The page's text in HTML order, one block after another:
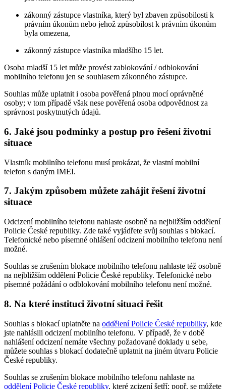
zákonný zástupce vlastníka, který byl zbaven způsobilosti k
právním úkonům nebo jehož způsobilost k právním úkonům
byla omezena,
zákonný zástupce vlastníka mladšího 15 let.
Osoba mladší 15 let může provést zablokování / odblokování
mobilního telefonu jen se souhlasem zákonného zástupce.
Souhlas může uplatnit i osoba pověřená plnou mocí oprávněné
osoby; v tom případě však nese pověřená osoba odpovědnost za
správnost poskytnutých údajů.
6. Jaké jsou podmínky a postup pro řešení životní
situace
Vlastník mobilního telefonu musí prokázat, že vlastní mobilní
telefon s daným IMEI.
7. Jakým způsobem můžete zahájit řešení životní
situace
Odcizení mobilního telefonu nahlaste osobně na nejbližším oddělení
Policie České republiky. Zde také vyjádřete svůj souhlas s blokací.
Telefonické nebo písemné ohlášení odcizení mobilního telefonu není
možné.
Souhlas se zrušením blokace mobilního telefonu nahlaste též osobně
na nejbližším oddělení Policie České republiky. Telefonické nebo
písemné požádání o odblokování mobilního telefonu není možné.
8. Na které instituci životní situaci řešit
Souhlas s blokací uplatněte na oddělení Policie České republiky, kde
jste nahlásili odcizení mobilního telefonu. V případě, že v době
nahlášení odcizení nemáte všechny požadované doklady u sebe,
můžete souhlas s blokací dodatečně uplatnit na jiném útvaru Policie
České republiky.
Souhlas se zrušením blokace mobilního telefonu nahlaste na
oddělení Policie České republiky, které zcizení šetří; popř. se můžete